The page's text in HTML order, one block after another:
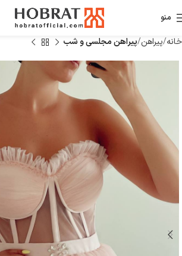
منو
خانه پیراهن پیراهن مجلسی و شب